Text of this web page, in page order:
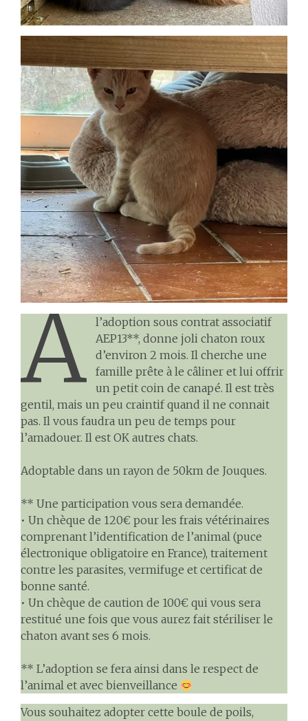
A
l’adoption sous contrat associatif
AEP13**, donne joli chaton roux
d’environ 2 mois. Il cherche une
famille prête à le câliner et lui offrir
un petit coin de canapé. Il est très
gentil, mais un peu craintif quand il ne connait
pas. Il vous faudra un peu de temps pour
l’amadouer. Il est OK autres chats.
Adoptable dans un rayon de 50km de Jouques.
** Une participation vous sera demandée.
• Un chèque de 120€ pour les frais vétérinaires
comprenant l’identification de l’animal (puce
électronique obligatoire en France), traitement
contre les parasites, vermifuge et certificat de
bonne santé.
• Un chèque de caution de 100€ qui vous sera
restitué une fois que vous aurez fait stériliser le
chaton avant ses 6 mois.
** L’adoption se fera ainsi dans le respect de
l’animal et avec bienveillance
Vous souhaitez adopter cette boule de poils,